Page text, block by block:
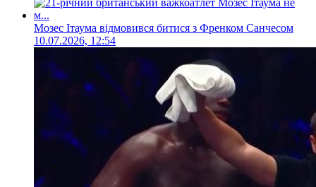
Мозес Ітаума відмовився битися з Френком Санчесом
10.07.2026, 12:54